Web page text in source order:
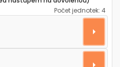
Počet jednotek: 4
Omiš AS-16877-a